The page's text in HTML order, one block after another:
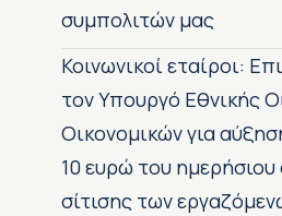
συμπολιτών μας
Κοινωνικοί εταίροι:
τον Υπουργό Εθνικής
Οικονομικών για
10 ευρώ του
σίτισης των